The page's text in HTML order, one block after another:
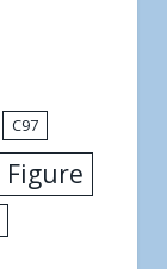
C97
Figure